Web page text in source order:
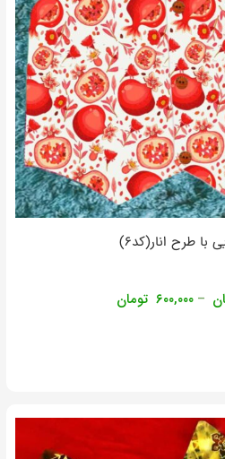
با طرح انار(کد۶)
– ۶۰۰,۰۰۰ تومان